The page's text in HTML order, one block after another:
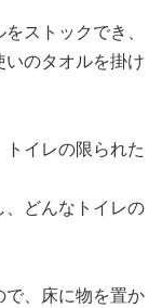
ストックでき、
のタオルを掛け
イレの限られた
どんなトイレの
、床に物を置か